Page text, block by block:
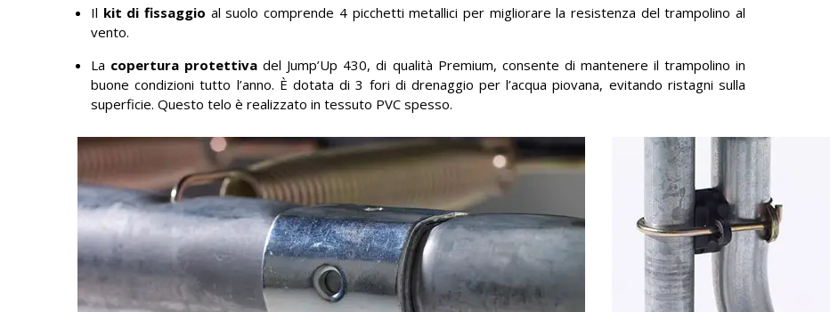
Il kit di fissaggio al suolo comprende 4 picchetti metallici per migliorare la resistenza del trampolino al
vento.
La copertura protettiva del Jump’Up 430, di qualità Premium, consente di mantenere il trampolino in
buone condizioni tutto l’anno. È dotata di 3 fori di drenaggio per l’acqua piovana, evitando ristagni sulla
superficie. Questo telo è realizzato in tessuto PVC spesso.